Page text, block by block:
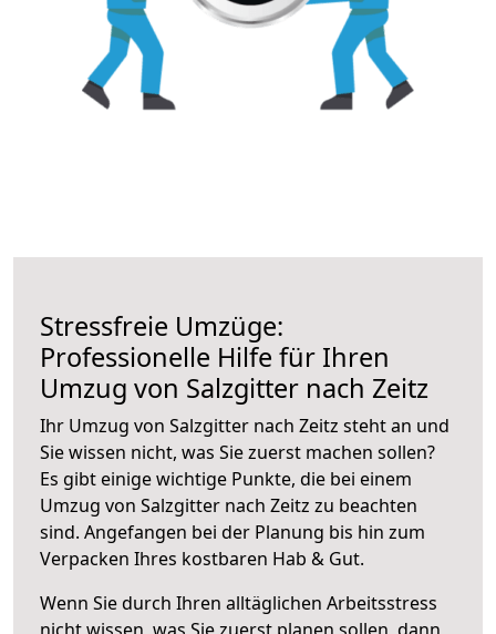
Stressfreie Umzüge:
Professionelle Hilfe für Ihren
Umzug von Salzgitter nach Zeitz
Ihr Umzug von Salzgitter nach Zeitz steht an und
Sie wissen nicht, was Sie zuerst machen sollen?
Es gibt einige wichtige Punkte, die bei einem
Umzug von Salzgitter nach Zeitz zu beachten
sind. Angefangen bei der Planung bis hin zum
Verpacken Ihres kostbaren Hab & Gut.
Wenn Sie durch Ihren alltäglichen Arbeitsstress